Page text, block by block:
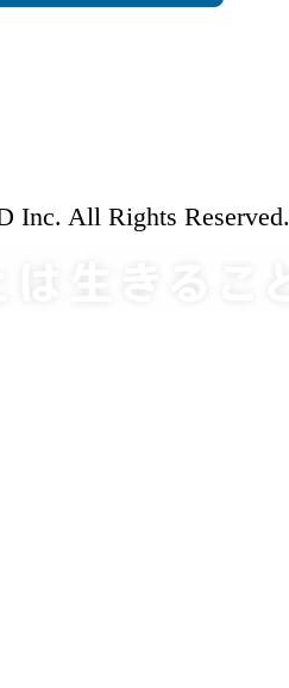
Inc. All Rights Reserved.